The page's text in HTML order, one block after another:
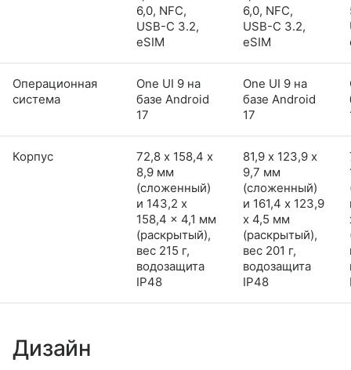
6,0, NFC,
USB-C 3.2,
eSIM
6,0, NFC,
USB-C 3.2,
eSIM
Операционная
система
One UI 9 на
базе Android
17
One UI 9 на
базе Android
17
Корпус
72,8 х 158,4 х
8,9 мм
(сложенный)
и 143,2 x
158,4 x 4,1 мм
(раскрытый),
вес 215 г,
водозащита
IP48
81,9 х 123,9 х
9,7 мм
(сложенный)
и 161,4 x 123,9
x 4,5 мм
(раскрытый),
вес 201 г,
водозащита
IP48
Дизайн